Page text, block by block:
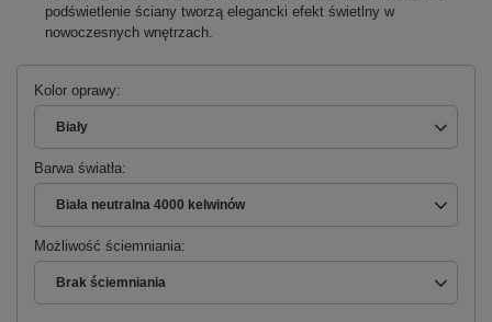
podświetlenie ściany tworzą elegancki efekt świetlny w
nowoczesnych wnętrzach.
Kolor oprawy
Biały
Barwa światła
Biała neutralna 4000 kelwinów
Możliwość ściemniania
Brak ściemniania